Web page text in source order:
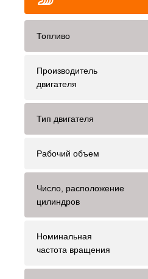
Топливо
Производитель
двигателя
Тип двигателя
Рабочий объем
Число, расположение
цилиндров
Номинальная
частота вращения